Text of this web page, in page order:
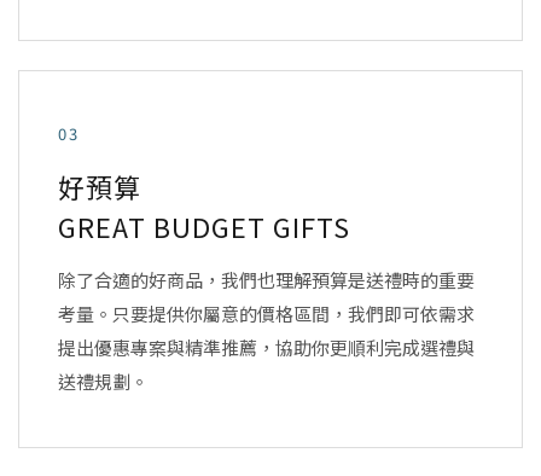
03
好預算
GREAT BUDGET GIFTS
除了合適的好商品，我們也理解預算是送禮時的重要
考量。只要提供你屬意的價格區間，我們即可依需求
提出優惠專案與精準推薦，協助你更順利完成選禮與
送禮規劃。